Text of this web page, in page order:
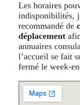
Les horaires
indisponibilités,
recommandé de
déplacement
annuaires
l’accueil se fait
fermé le week-